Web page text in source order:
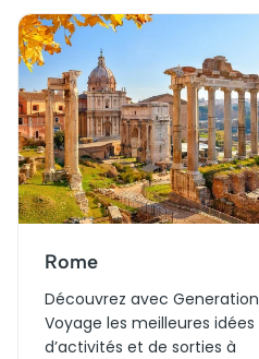
la côte amalfitaine pour
vivre un séjour inoubliable.
Rome
Découvrez avec Generation
Voyage les meilleures idées
d’activités et de sorties à